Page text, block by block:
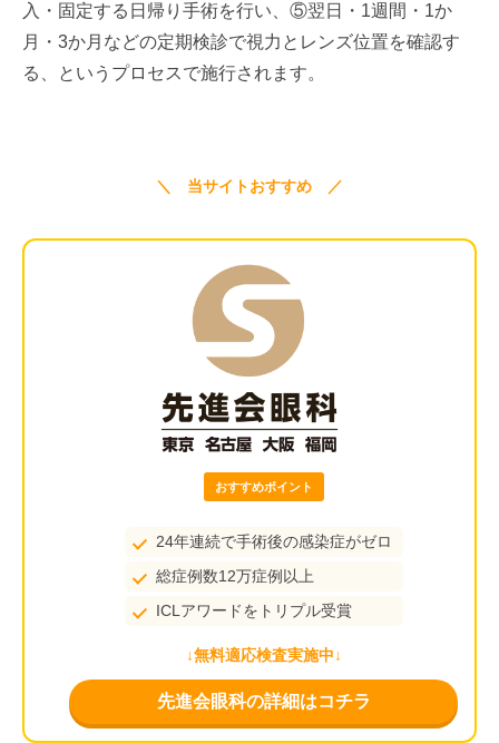
入・固定する日帰り手術を行い、⑤翌日・1週間・1か
月・3か月などの定期検診で視力とレンズ位置を確認す
る、というプロセスで施行されます。
＼ 当サイトおすすめ ／
おすすめポイント
24年連続で手術後の感染症がゼロ
総症例数12万症例以上
ICLアワードをトリプル受賞
↓無料適応検査実施中↓
先進会眼科の詳細はコチラ